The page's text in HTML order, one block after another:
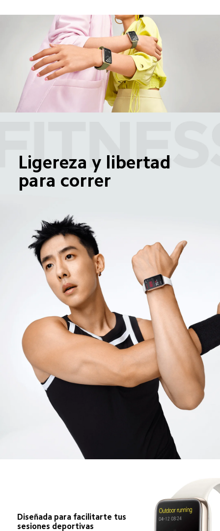
Ligereza y libertad
para correr
Diseñada para facilitarte tus
sesiones deportivas